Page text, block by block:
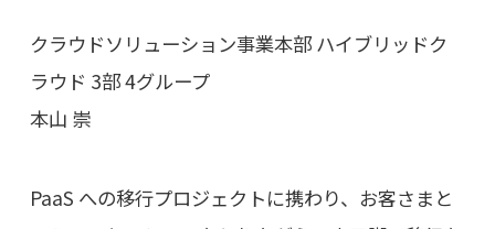
クラウドソリューション事業本部 ハイブリッドク
ラウド 3部 4グループ
本山 崇
PaaS への移行プロジェクトに携わり、お客さまと